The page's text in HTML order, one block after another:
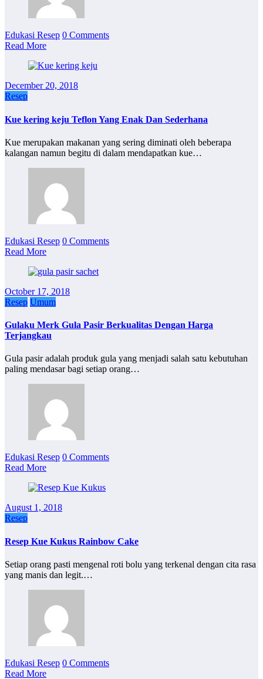
Edukasi Resep 0 Comments
Read More
December 20, 2018
Resep
Kue kering keju Teflon Yang Enak Dan Sederhana
Kue merupakan makanan yang sering diminati oleh beberapa
kalangan namun begitu di dalam mendapatkan kue…
Edukasi Resep 0 Comments
Read More
October 17, 2018
Resep Umum
Gulaku Merk Gula Pasir Berkualitas Dengan Harga
Terjangkau
Gula pasir adalah produk gula yang menjadi salah satu kebutuhan
paling mendasar bagi setiap orang…
Edukasi Resep 0 Comments
Read More
August 1, 2018
Resep
Resep Kue Kukus Rainbow Cake
Setiap orang pasti mengenal roti bolu yang terkenal dengan cita rasa
yang manis dan legit.…
Edukasi Resep 0 Comments
Read More